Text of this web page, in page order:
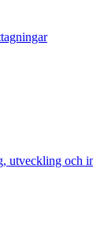
utveckling och